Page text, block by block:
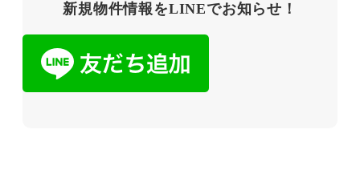
新規物件情報をLINEでお知らせ！